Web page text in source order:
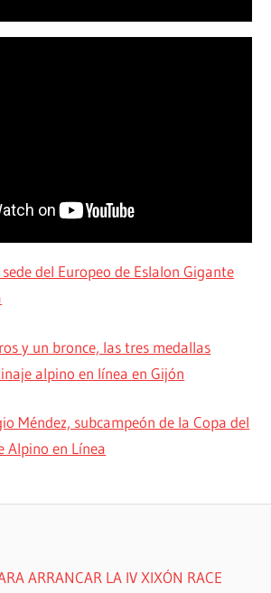
sede del Europeo de Eslalon Gigante
y un bronce, las tres medallas
alpino en línea en Gijón
Méndez, subcampeón de la Copa del
Alpino en Línea
ARRANCAR LA IV XIXÓN RACE